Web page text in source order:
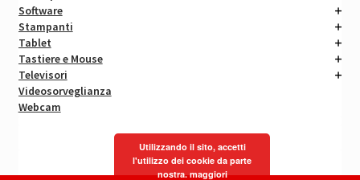
Software
Stampanti
Tablet
Tastiere e Mouse
Televisori
Videosorveglianza
Webcam
Utilizzando il sito, accetti
l'utilizzo dei cookie da parte
nostra.maggiori